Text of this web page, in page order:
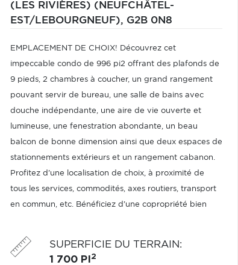
(LES RIVIÈRES) (NEUFCHÂTEL-
EST/LEBOURGNEUF), G2B 0N8
EMPLACEMENT DE CHOIX! Découvrez cet
impeccable condo de 996 pi2 offrant des plafonds de
9 pieds, 2 chambres à coucher, un grand rangement
pouvant servir de bureau, une salle de bains avec
douche indépendante, une aire de vie ouverte et
lumineuse, une fenestration abondante, un beau
balcon de bonne dimension ainsi que deux espaces de
stationnements extérieurs et un rangement cabanon.
Profitez d'une localisation de choix, à proximité de
tous les services, commodités, axes routiers, transport
en commun, etc. Bénéficiez d'une copropriété bien
entretenue par son propriétaire. Planifiez votre visite!
SUPERFICIE DU TERRAIN:
1 700 PI 2